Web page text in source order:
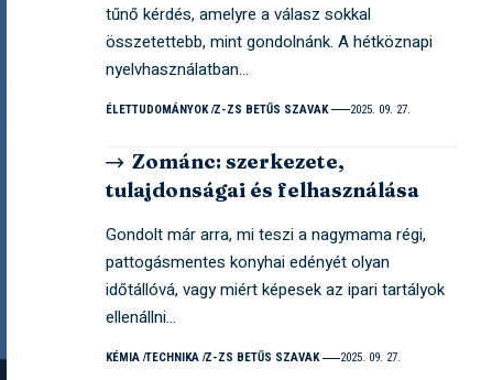
tűnő kérdés, amelyre a válasz sokkal
összetettebb, mint gondolnánk. A hétköznapi
nyelvhasználatban…
ÉLETTUDOMÁNYOK Z-ZS BETŰS SZAVAK 2025. 09. 27.
Zománc: szerkezete,
tulajdonságai és felhasználása
Gondolt már arra, mi teszi a nagymama régi,
pattogásmentes konyhai edényét olyan
időtállóvá, vagy miért képesek az ipari tartályok
ellenállni…
KÉMIA TECHNIKA Z-ZS BETŰS SZAVAK 2025. 09. 27.